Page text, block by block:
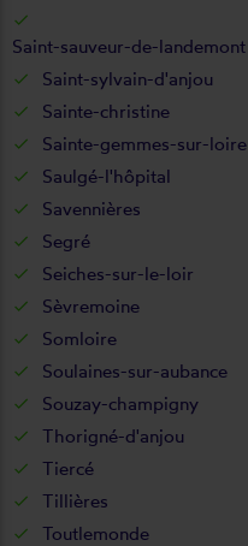
Saint-sauveur-de-landemont
Saint-sylvain-d'anjou
Sainte-christine
Sainte-gemmes-sur-loire
Saulgé-l'hôpital
Savennières
Segré
Seiches-sur-le-loir
Sèvremoine
Somloire
Soulaines-sur-aubance
Souzay-champigny
Thorigné-d'anjou
Tiercé
Tillières
Toutlemonde